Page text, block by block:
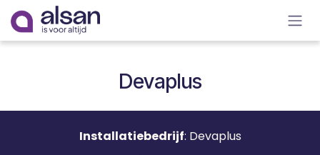
Overslaan naar inhoud
Devaplus
Installatiebedrijf: Devaplus